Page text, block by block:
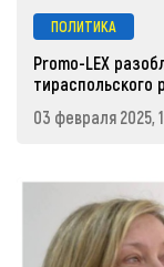
ПОЛИТИКА
Promo-LEX
тираспольского
03 февраля 2025,